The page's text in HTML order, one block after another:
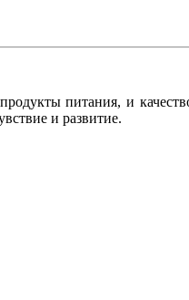
питания, и
и развитие.